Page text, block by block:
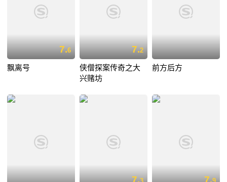
7.6
飘离号
7.2
侠僧探案传奇之大
兴赌坊
前方后方
7. 7.